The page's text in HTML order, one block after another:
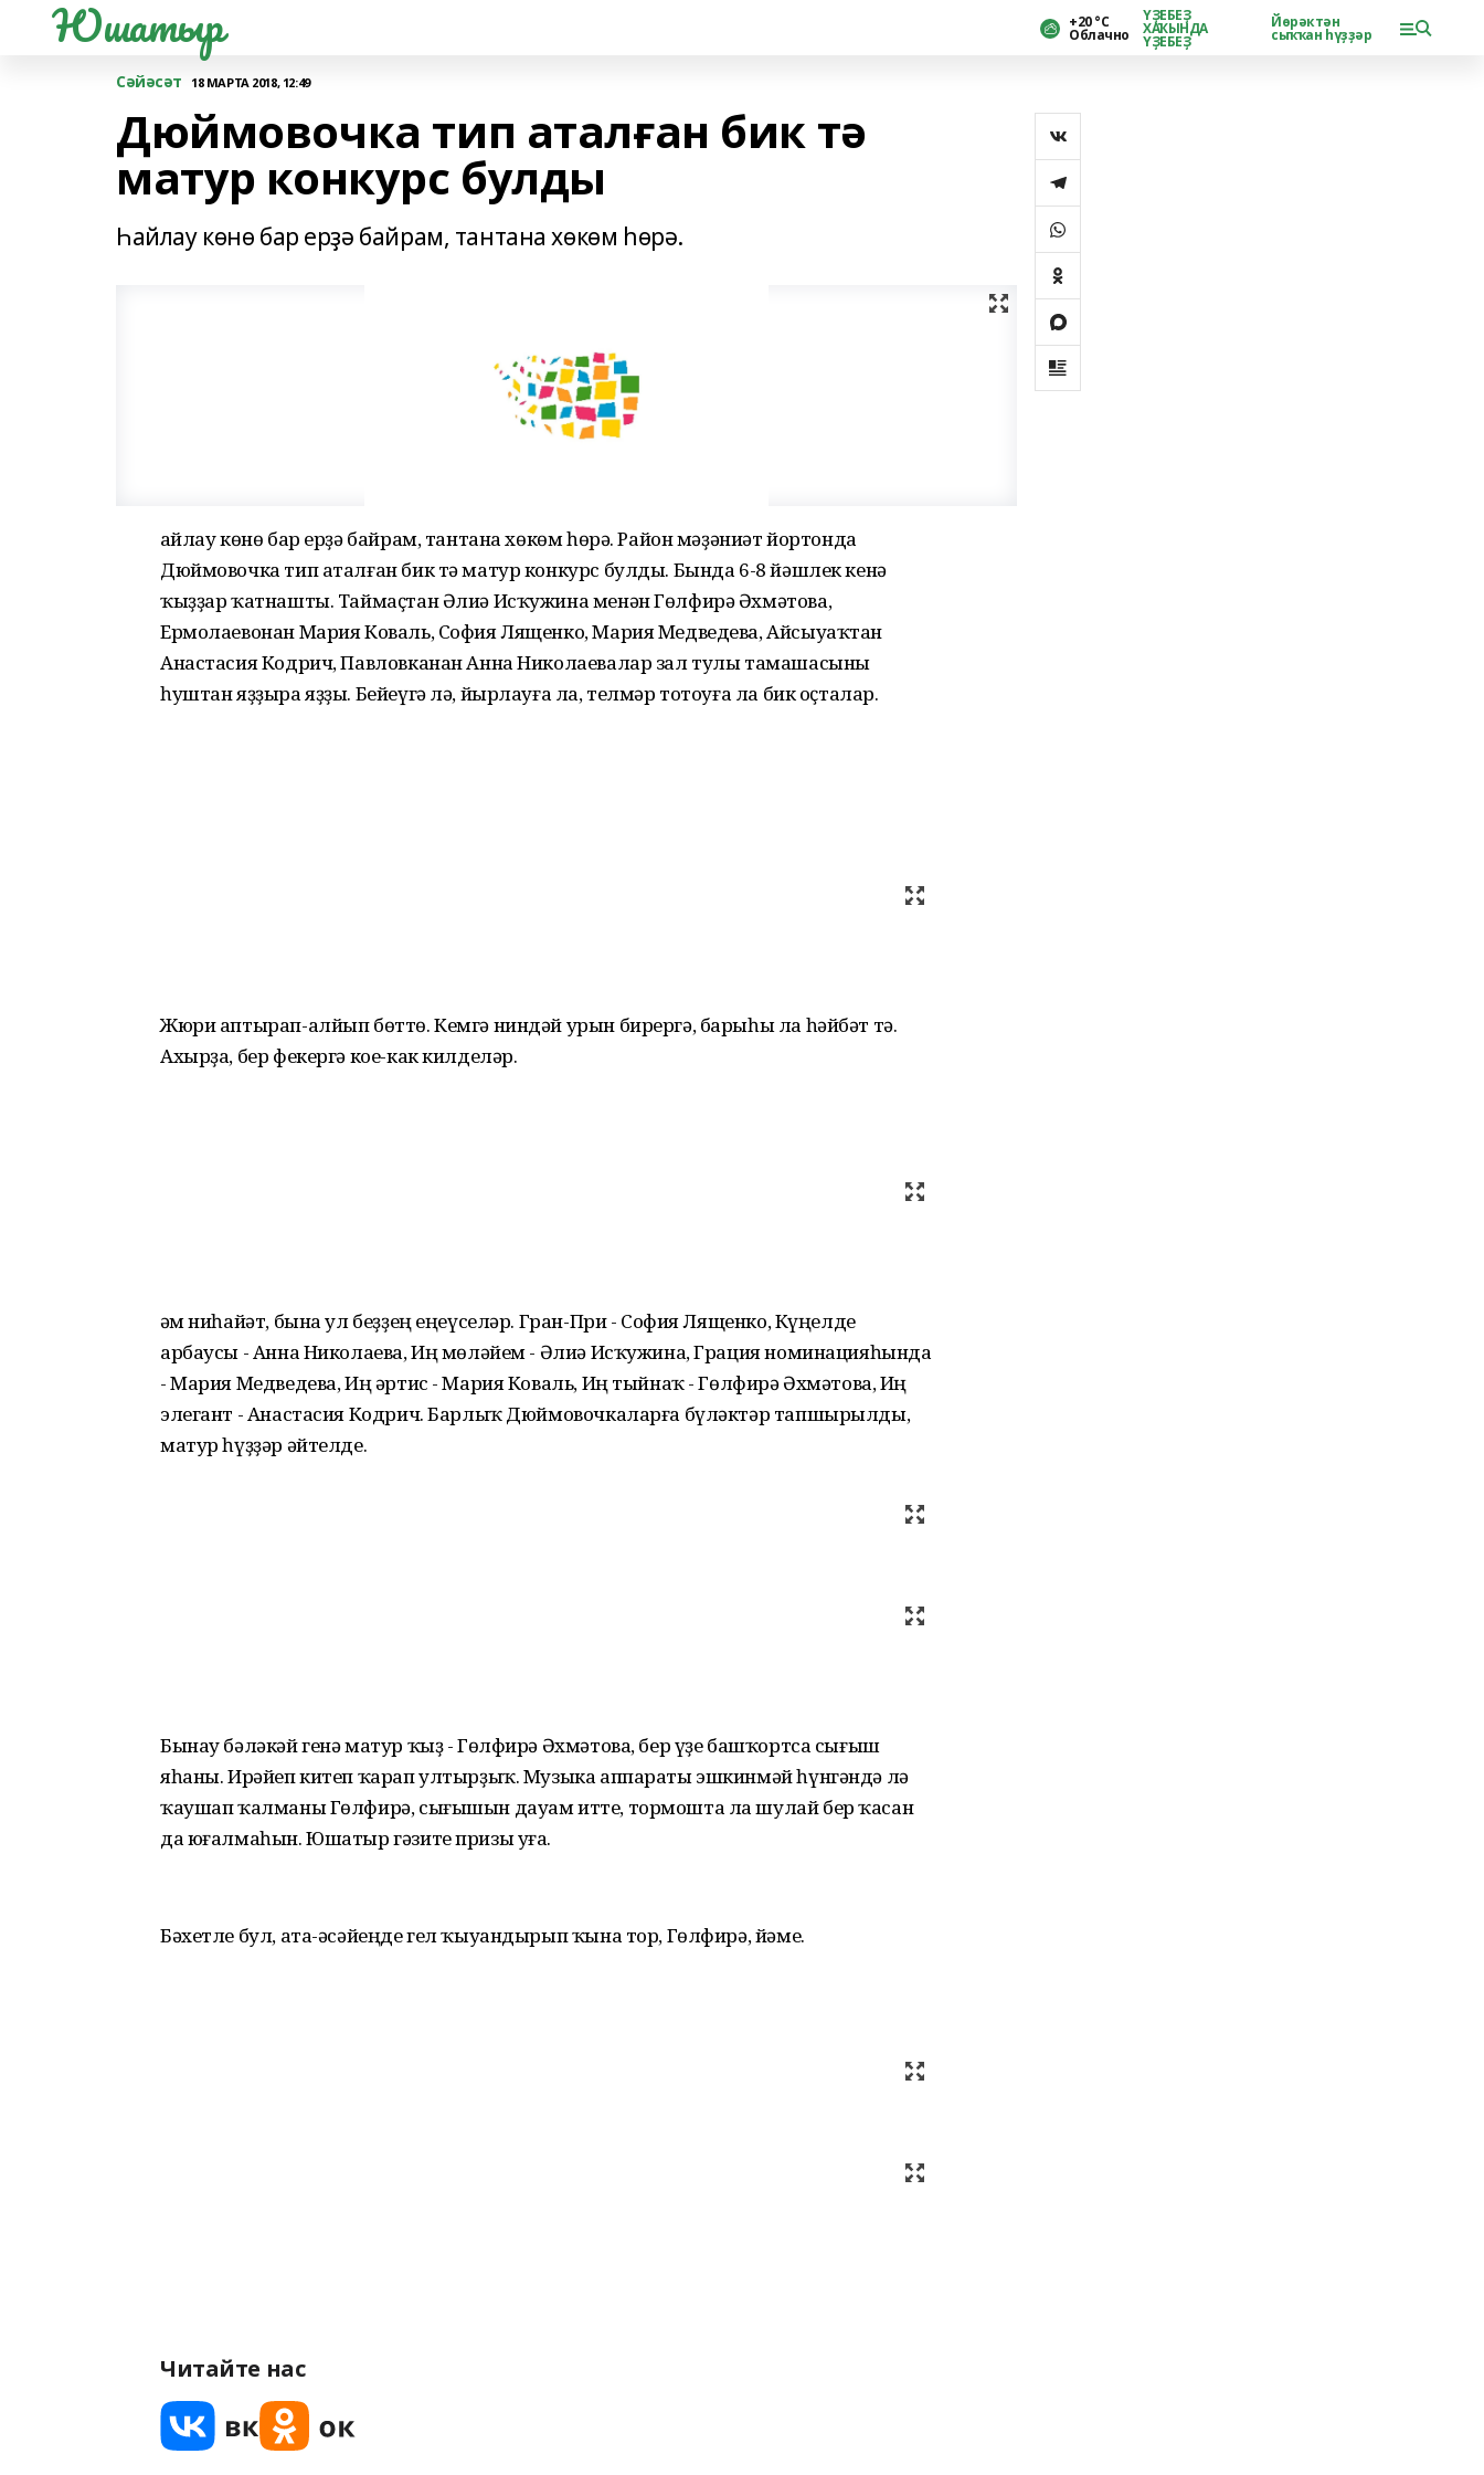
Юшатыр +20 °С
Облачно
ҮҘЕБЕҘ
ХАҠЫНДА
ҮҘЕБЕҘ
Йөрәктән
сыҡҡан һүҙҙәр
Сәйәсәт 18 МАРТА 2018, 12:49
Дюймовочка тип аталған бик тә
матур конкурс булды
Һайлау көнө бар ерҙә байрам, тантана хөкөм һөрә.
Һайлау көнө бар ерҙә байрам, тантана хөкөм һөрә. Район мәҙәниәт йортонда
Дюймовочка тип аталған бик тә матур конкурс булды. Бында 6-8 йәшлек кенә
ҡыҙҙар ҡатнашты. Таймаҫтан Әлиә Исҡужина менән Гөлфирә Әхмәтова,
Ермолаевонан Мария Коваль, София Лященко, Мария Медведева, Айсыуаҡтан
Анастасия Кодрич, Павловканан Анна Николаевалар зал тулы тамашасыны
һуштан яҙҙыра яҙҙы. Бейеүгә лә, йырлауға ла, телмәр тотоуға ла бик оҫталар.
Жюри аптырап-алйып бөттө. Кемгә ниндәй урын бирергә, барыһы ла һәйбәт тә.
Ахырҙа, бер фекергә кое-как килделәр.
Һәм ниһайәт, бына ул беҙҙең еңеүселәр. Гран-При - София Лященко, Күңелде
арбаусы - Анна Николаева, Иң мөләйем - Әлиә Исҡужина, Грация номинацияһында
- Мария Медведева, Иң әртис - Мария Коваль, Иң тыйнаҡ - Гөлфирә Әхмәтова, Иң
элегант - Анастасия Кодрич. Барлыҡ Дюймовочкаларға бүләктәр тапшырылды,
матур һүҙҙәр әйтелде.
Бынау бәләкәй генә матур ҡыҙ - Гөлфирә Әхмәтова, бер үҙе башҡортса сығыш
яһаны. Ирәйеп китеп ҡарап ултырҙыҡ. Музыка аппараты эшкинмәй һүнгәндә лә
ҡаушап ҡалманы Гөлфирә, сығышын дауам итте, тормошта ла шулай бер ҡасан
да юғалмаһын. Юшатыр гәзите призы уға.
Бәхетле бул, ата-әсәйеңде гел ҡыуандырып ҡына тор, Гөлфирә, йәме.
Читайте нас